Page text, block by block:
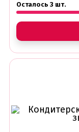
Осталось 3 шт.